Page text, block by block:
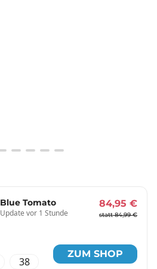
Blue Tomato
Update vor 1 Stunde
84,95 €
statt 84,99 €
38
ZUM SHOP